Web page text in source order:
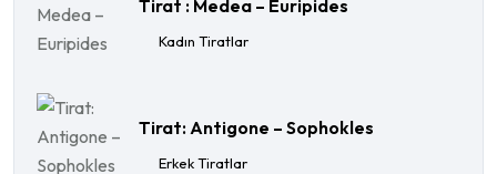
Tirat : Medea – Euripides
Kadın Tiratlar
Tirat: Antigone – Sophokles
Erkek Tiratlar